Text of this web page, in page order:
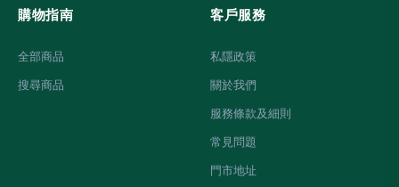
購物指南
全部商品
搜尋商品
客戶服務
私隱政策
關於我們
服務條款及細則
常見問題
門市地址